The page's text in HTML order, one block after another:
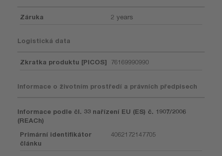
Záruka 2 years
Logistická data
Zkratka produktu [PICOS] 76169990990
Informace o životním prostředí a právních předpisech
Informace podle čl. 33 nařízení EU (ES) č. 1907/2006
(REACh)
Primární identifikátor
článku
4062172147705